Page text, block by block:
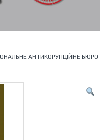
АНТИКОРУПЦІЙНЕ БЮРО